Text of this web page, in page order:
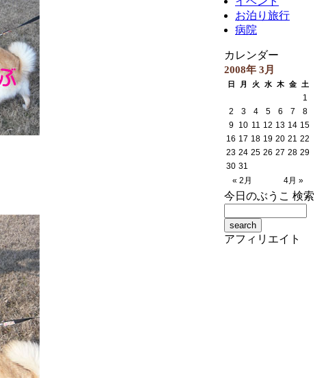
お泊り旅行
病院
カレンダー
2008年 3月
日 月 火 水 木 金 土
« 2月 4月 »
1
2
3 4 5 6 7
8
9
10 11 12 13 14 15
16 17 18 19 20 21 22
23 24 25 26 27 28 29
30 31
今日のぶうこ 検索
アフィリエイト